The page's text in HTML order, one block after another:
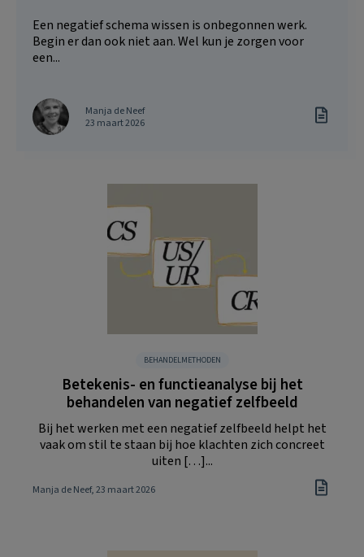
Een negatief schema wissen is onbegonnen werk.
Begin er dan ook niet aan. Wel kun je zorgen voor
een...
Manja de Neef
23 maart 2026
BEHANDELMETHODEN
Betekenis- en functieanalyse bij het
behandelen van negatief zelfbeeld
Bij het werken met een negatief zelfbeeld helpt het
vaak om stil te staan bij hoe klachten zich concreet
uiten […]...
Manja de Neef, 23 maart 2026